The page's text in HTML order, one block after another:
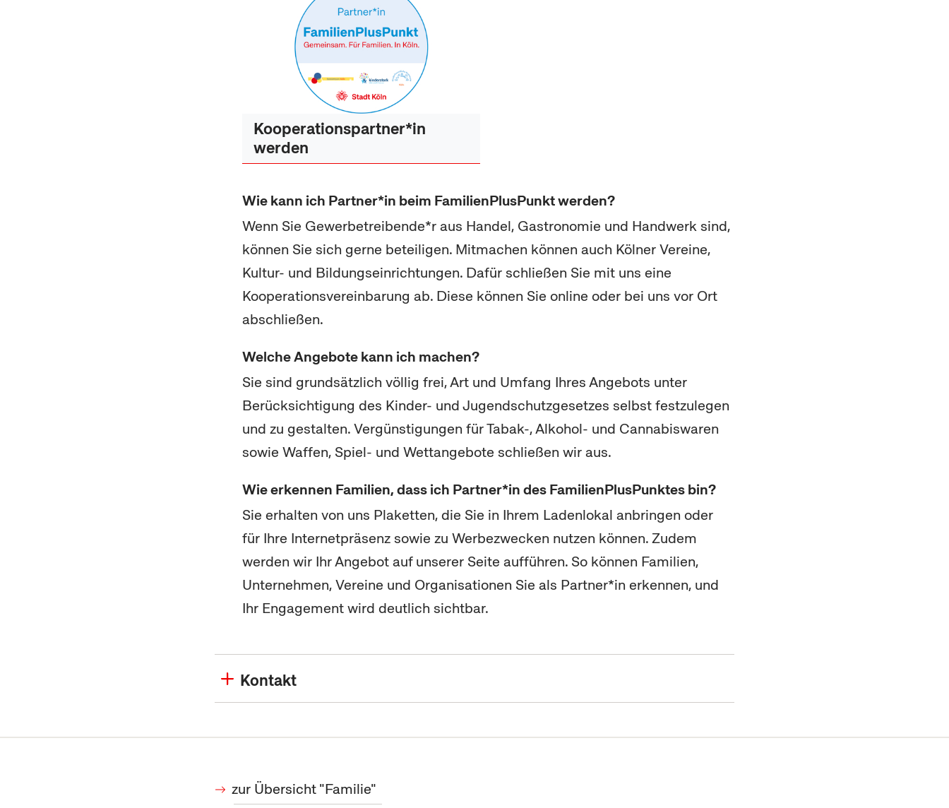
Kooperationspartner*in
werden
Wie kann ich Partner*in beim FamilienPlusPunkt werden?
Wenn Sie Gewerbetreibende*r aus Handel, Gastronomie und Handwerk sind,
können Sie sich gerne beteiligen. Mitmachen können auch Kölner Vereine,
Kultur- und Bildungseinrichtungen. Dafür schließen Sie mit uns eine
Kooperationsvereinbarung ab. Diese können Sieonline oder bei uns vor Ort
abschließen.
Welche Angebote kann ich machen?
Sie sind grundsätzlich völlig frei, Art und Umfang Ihres Angebots unter
Berücksichtigung des Kinder- und Jugendschutzgesetzes selbst festzulegen
und zu gestalten. Vergünstigungen für Tabak-, Alkohol- und Cannabiswaren
sowie Waffen, Spiel- und Wettangebote schließen wir aus.
Wie erkennen Familien, dass ich Partner*in des FamilienPlusPunktes bin?
Sie erhalten von uns Plaketten, die Sie in Ihrem Ladenlokal anbringen oder
für Ihre Internetpräsenz sowie zu Werbezwecken nutzen können. Zudem
werden wir Ihr Angebot auf unserer Seite aufführen. So können Familien,
Unternehmen, Vereine und Organisationen Sie als Partner*in erkennen, und
Ihr Engagementwird deutlich sichtbar.
Kontakt
zur Übersicht "Familie"